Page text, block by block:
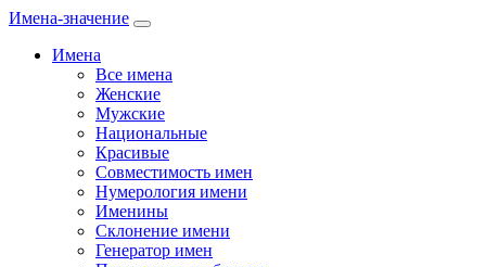
Имена-значение
Имена
Все имена
Женские
Мужские
Национальные
Красивые
Совместимость имен
Нумерология имени
Именины
Склонение имени
Генератор имен